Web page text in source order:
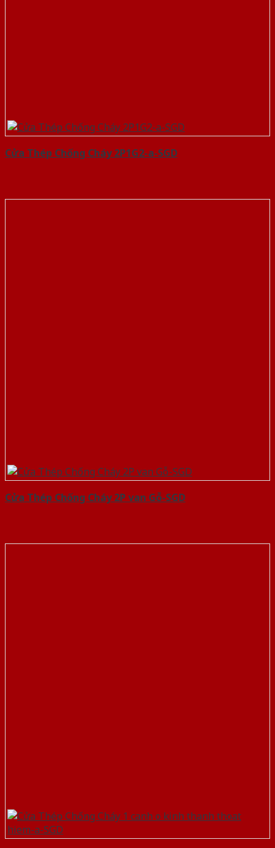
Cửa Thép Chống Cháy 2P1G2-a-SGD
Cửa Thép Chống Cháy 2P van Gỗ-SGD